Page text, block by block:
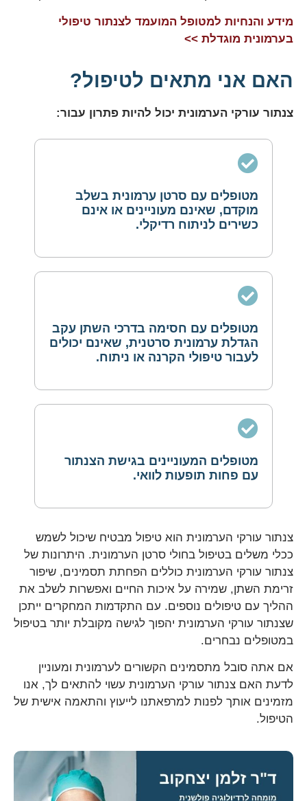
מידע והנחיות למטופל המועמד לצנתור טיפולי
בערמונית מוגדלת >>
האם אני מתאים לטיפול?
צנתור עורקי הערמונית יכול להיות פתרון עבור:
מטופלים עם סרטן ערמונית בשלב
מוקדם, שאינם מעוניינים או אינם
כשירים לניתוח רדיקלי.
מטופלים עם חסימה בדרכי השתן עקב
הגדלת ערמונית סרטנית, שאינם יכולים
לעבור טיפולי הקרנה או ניתוח.
מטופלים המעוניינים בגישת הצנתור
עם פחות תופעות לוואי.
צנתור עורקי הערמונית הוא טיפול מבטיח שיכול לשמש
ככלי משלים בטיפול בחולי סרטן הערמונית. היתרונות של
צנתור עורקי הערמונית כוללים הפחתת תסמינים, שיפור
זרימת השתן, שמירה על איכות החיים ואפשרות לשלב את
ההליך עם טיפולים נוספים. עם התקדמות המחקרים ייתכן
שצנתור עורקי הערמונית יהפוך לגישה מקובלת יותר בטיפול
במטופלים נבחרים.
אם אתה סובל מתסמינים הקשורים לערמונית ומעוניין
לדעת האם צנתור עורקי הערמונית עשוי להתאים לך, אנו
מזמינים אותך לפנות למרפאתנו לייעוץ והתאמה אישית של
הטיפול.